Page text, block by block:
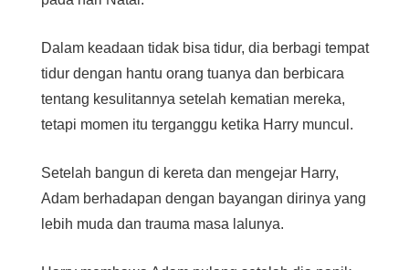
Dalam keadaan tidak bisa tidur, dia berbagi tempat
tidur dengan hantu orang tuanya dan berbicara
tentang kesulitannya setelah kematian mereka,
tetapi momen itu terganggu ketika Harry muncul.
Setelah bangun di kereta dan mengejar Harry,
Adam berhadapan dengan bayangan dirinya yang
lebih muda dan trauma masa lalunya.